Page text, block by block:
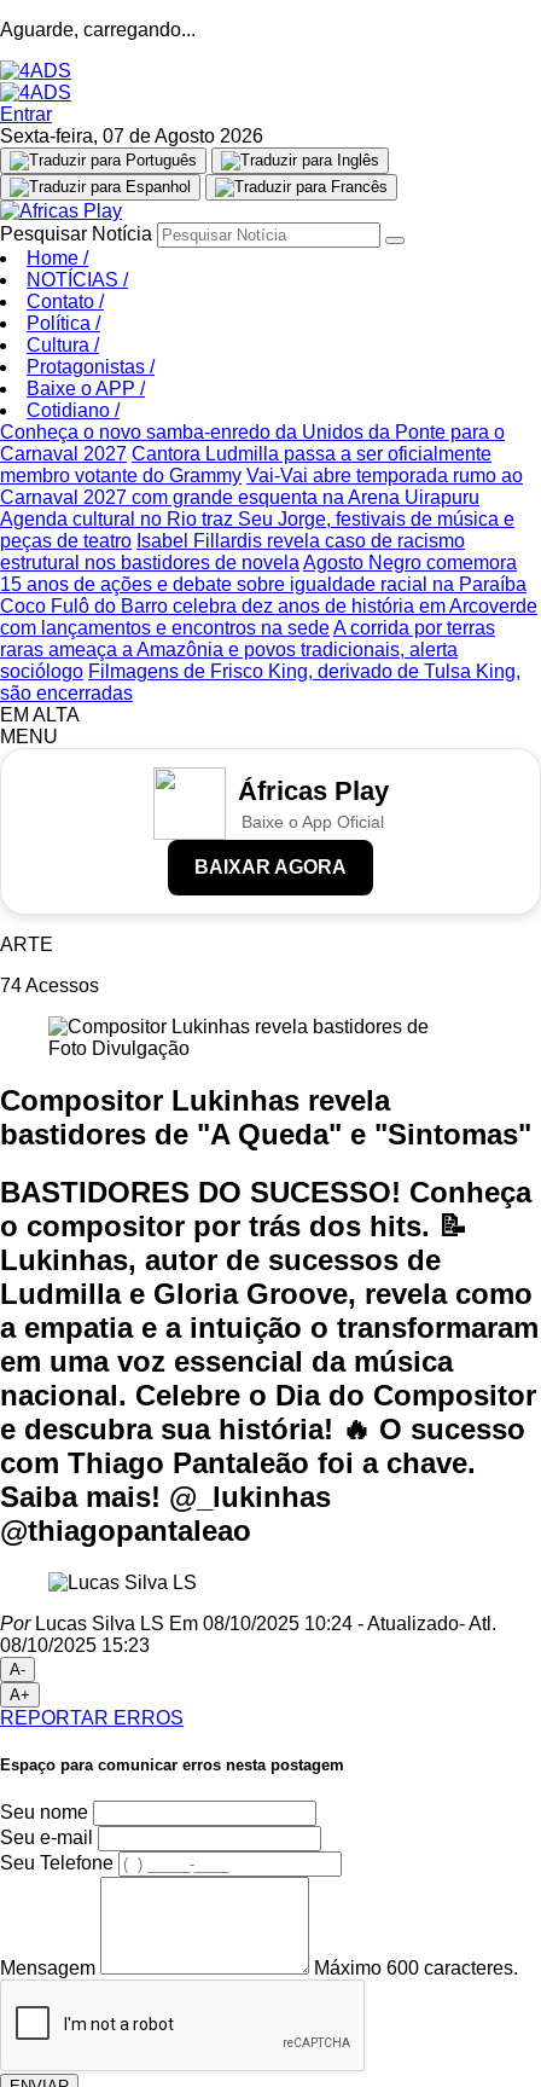
Aguarde, carregando...
Entrar
Sexta-feira, 07 de Agosto 2026
Pesquisar Notícia
Home /
NOTÍCIAS /
Contato /
Política /
Cultura /
Protagonistas /
Baixe o APP /
Cotidiano /
Conheça o novo samba-enredo da Unidos da Ponte para o
Carnaval 2027 Cantora Ludmilla passa a ser oficialmente
membro votante do Grammy Vai-Vai abre temporada rumo ao
Carnaval 2027 com grande esquenta na Arena Uirapuru
Agenda cultural no Rio traz Seu Jorge, festivais de música e
peças de teatro Isabel Fillardis revela caso de racismo
estrutural nos bastidores de novela Agosto Negro comemora
15 anos de ações e debate sobre igualdade racial na Paraíba
Coco Fulô do Barro celebra dez anos de história em Arcoverde
com lançamentos e encontros na sedeA corrida por terras
raras ameaça a Amazônia e povos tradicionais, alerta
sociólogo Filmagens de Frisco King, derivado de Tulsa King,
são encerradas
EM ALTA
MENU
Áfricas Play
Baixe o App Oficial
BAIXAR AGORA
ARTE
74Acessos
Foto Divulgação
Compositor Lukinhas revela
bastidores de "A Queda" e "Sintomas"
BASTIDORES DO SUCESSO! Conheça
o compositor por trás dos hits. 📝
Lukinhas, autor de sucessos de
Ludmilla e Gloria Groove, revela como
a empatia e a intuição o transformaram
em uma voz essencial da música
nacional. Celebre o Dia do Compositor
e descubra sua história! 🔥 O sucesso
com Thiago Pantaleão foi a chave.
Saiba mais! @_lukinhas
@thiagopantaleao
PorLucas Silva LS Em 08/10/2025 10:24 - Atualizado- Atl.
08/10/2025 15:23
A-
A+
REPORTAR ERROS
Espaço para comunicar erros nesta postagem
Seu nome
Seu e-mail
Seu Telefone
Mensagem Máximo 600 caracteres.